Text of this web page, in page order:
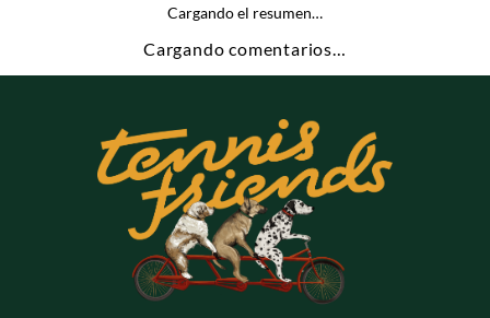
Cargando el resumen…
Cargando comentarios…